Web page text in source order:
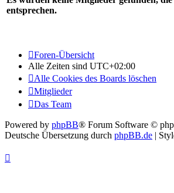
entsprechen.
Foren-Übersicht
Alle Zeiten sind UTC+02:00
Alle Cookies des Boards löschen
Mitglieder
Das Team
Powered by phpBB® Forum Software ©
Deutsche Übersetzung durch phpBB.de |